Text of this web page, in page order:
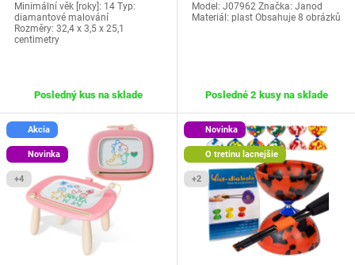
Minimální věk [roky]: 14 Typ:
diamantové malování
Rozměry: 32,4 x 3,5 x 25,1
centimetry
Posledný kus na sklade
Model: J07962 Značka: Janod
Materiál: plast Obsahuje 8 obrázků
Posledné 2 kusy na sklade
Akcia
Novinka
+4
Novinka
O tretinu lacnejšie
+2